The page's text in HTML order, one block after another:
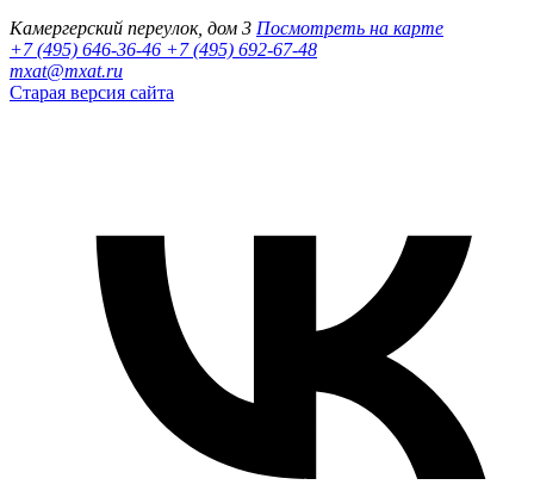
Камергерский переулок, дом 3 Посмотреть на карте
+7 (495) 646-36-46 +7 (495) 692-67-48‬
mxat@mxat.ru
Старая версия сайта